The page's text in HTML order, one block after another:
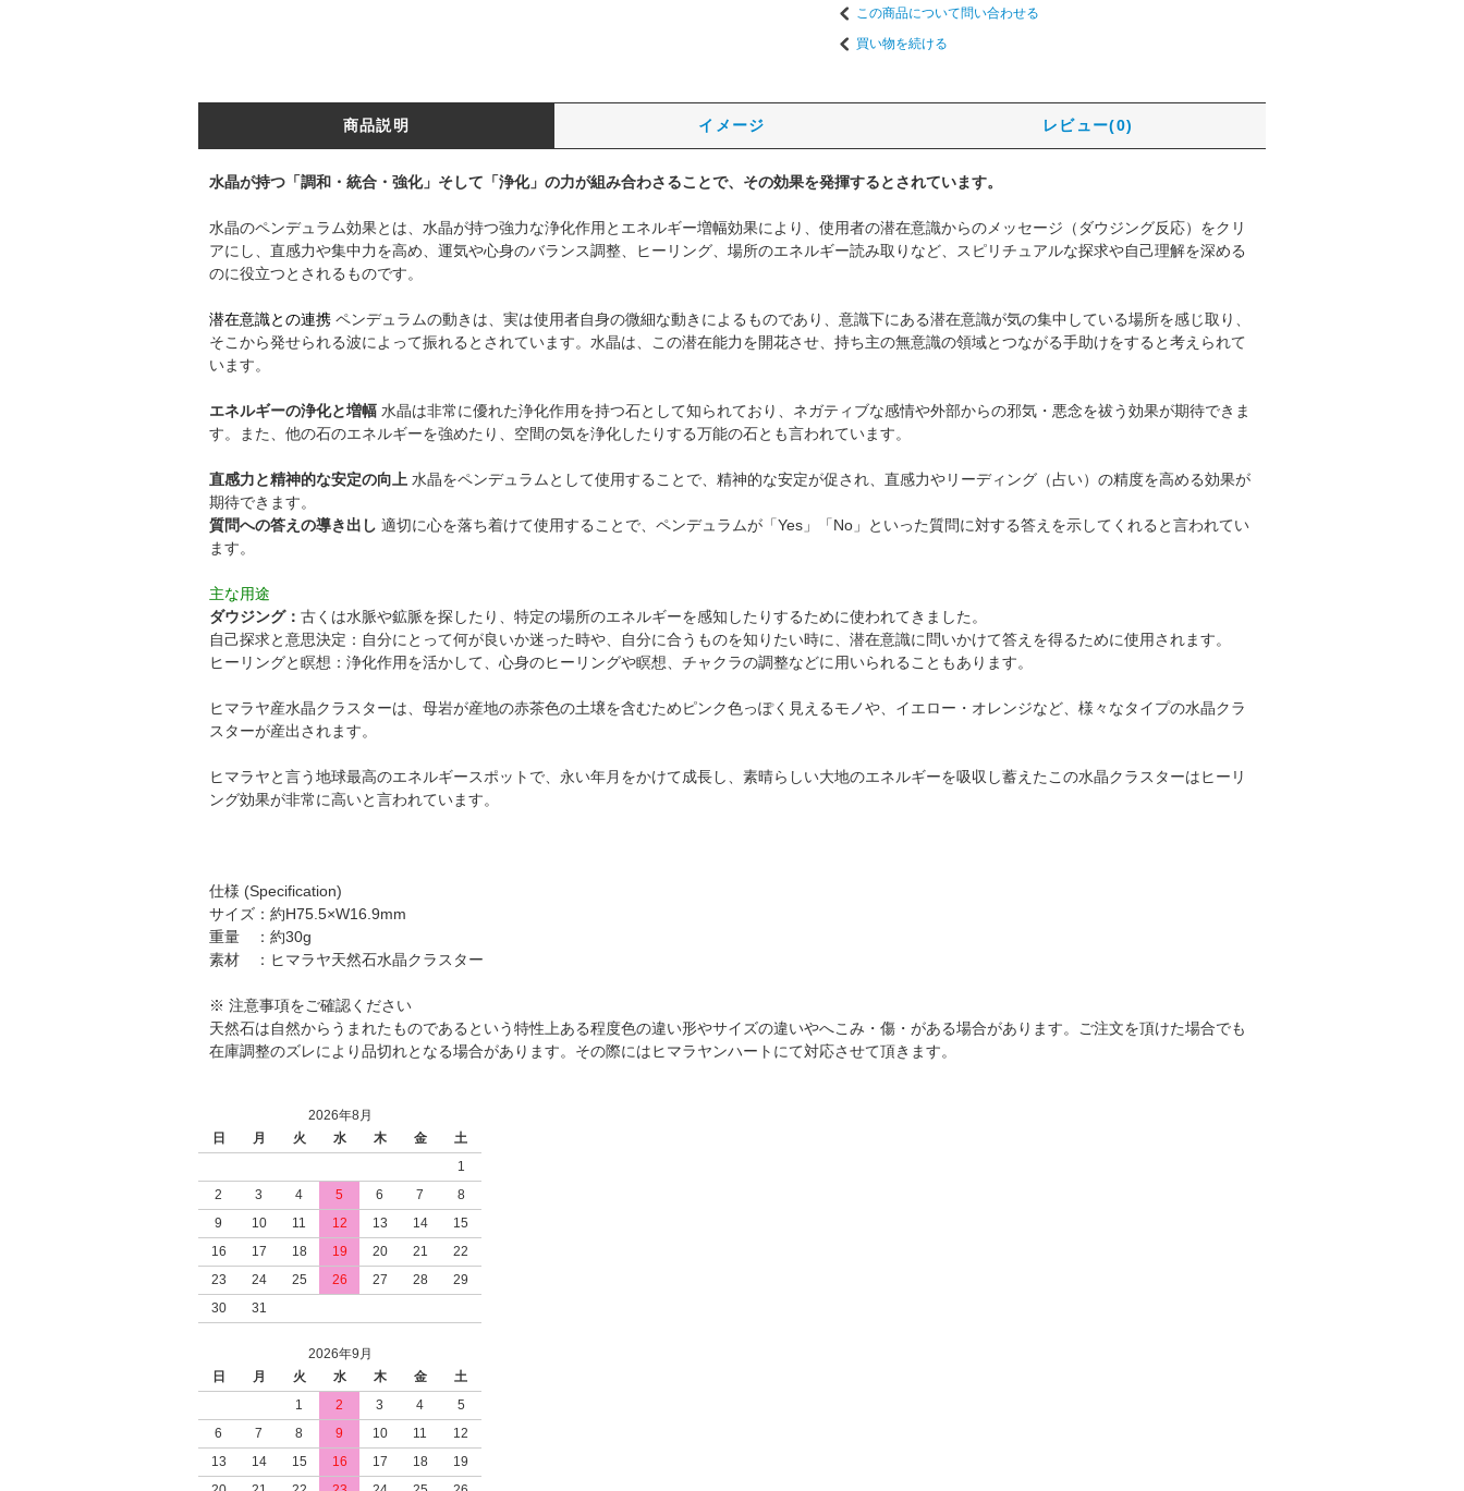
この商品について問い合わせる
買い物を続ける
商品説明 イメージ レビュー(0)
水晶が持つ「調和・統合・強化」そして「浄化」の力が組み合わさることで、その効果を発揮するとされています。
水晶のペンデュラム効果とは、水晶が持つ強力な浄化作用とエネルギー増幅効果により、使用者の潜在意識からのメッセージ（ダウジング反応）をクリ
アにし、直感力や集中力を高め、運気や心身のバランス調整、ヒーリング、場所のエネルギー読み取りなど、スピリチュアルな探求や自己理解を深める
のに役立つとされるものです。
潜在意識との連携ペンデュラムの動きは、実は使用者自身の微細な動きによるものであり、意識下にある潜在意識が気の集中している場所を感じ取り、
そこから発せられる波によって振れるとされています。水晶は、この潜在能力を開花させ、持ち主の無意識の領域とつながる手助けをすると考えられて
います。
エネルギーの浄化と増幅 水晶は非常に優れた浄化作用を持つ石として知られており、ネガティブな感情や外部からの邪気・悪念を祓う効果が期待できま
す。また、他の石のエネルギーを強めたり、空間の気を浄化したりする万能の石とも言われています。
直感力と精神的な安定の向上 水晶をペンデュラムとして使用することで、精神的な安定が促され、直感力やリーディング（占い）の精度を高める効果が
期待できます。
質問への答えの導き出し 適切に心を落ち着けて使用することで、ペンデュラムが「Yes」「No」といった質問に対する答えを示してくれると言われてい
ます。
主な用途
ダウジング： 古くは水脈や鉱脈を探したり、特定の場所のエネルギーを感知したりするために使われてきました。
自己探求と意思決定：自分にとって何が良いか迷った時や、自分に合うものを知りたい時に、潜在意識に問いかけて答えを得るために使用されます。
ヒーリングと瞑想：浄化作用を活かして、心身のヒーリングや瞑想、チャクラの調整などに用いられることもあります。
ヒマラヤ産水晶クラスターは、母岩が産地の赤茶色の土壌を含むためピンク色っぽく見えるモノや、イエロー・オレンジなど、様々なタイプの水晶クラ
スターが産出されます。
ヒマラヤと言う地球最高のエネルギースポットで、永い年月をかけて成長し、素晴らしい大地のエネルギーを吸収し蓄えたこの水晶クラスターはヒーリ
ング効果が非常に高いと言われています。
仕様 (Specification)
サイズ：約H75.5×W16.9mm
重量 ：約30g
素材 ：ヒマラヤ天然石水晶クラスター
※ 注意事項をご確認ください
天然石は自然からうまれたものであるという特性上ある程度色の違い形やサイズの違いやへこみ・傷・がある場合があります。ご注文を頂けた場合でも
在庫調整のズレにより品切れとなる場合があります。その際にはヒマラヤンハートにて対応させて頂きます。
2026年8月
日
月 火 水 木 金
土
1
2
3 4 5 6 7
8
9
10 11 12 13 14
15
16
17 18 19 20 21
22
23
24 25 26 27 28
29
30
31
2026年9月
日
月 火 水 木 金
土
1
2 3 4
5
6
7 8 9 10 11
12
13
14 15 16 17 18
19